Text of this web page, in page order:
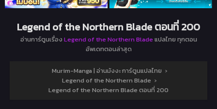
Legend of the Northern Blade ตอนที่ 200
อ่านการ์ตูนเรื่อง Legend of the Northern Blade แปลไทย ทุกตอน
อัพเดทตอนล่าสุด
Murim-Manga | อ่านมังงะ การ์ตูนแปลไทย ›
Legend of the Northern Blade ›
Legend of the Northern Blade ตอนที่ 200